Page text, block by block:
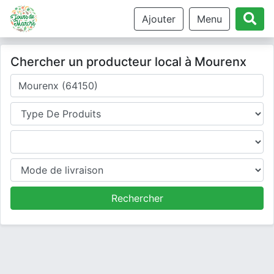
Ajouter Menu
Chercher un producteur local à Mourenx
Où cherchez-vous un producteur ?
Type de produits
Produits
Mode de livraison
Rechercher